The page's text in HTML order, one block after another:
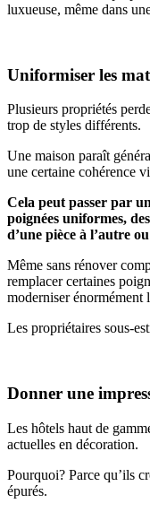
luxueuse, même dans
Uniformiser les
Plusieurs propriétés
trop de styles différents.
Une maison paraît
une certaine cohérence
Cela peut passer par
poignées uniformes,
d’une pièce à l’autre
Même sans rénover
remplacer certaines
moderniser énormément
Les propriétaires sous-
Donner une
Les hôtels haut de
actuelles en décoration.
Pourquoi? Parce qu’ils
épurés.